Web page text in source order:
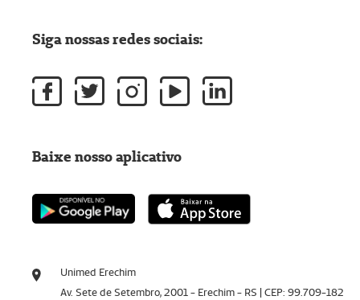
Unimed Erechim
Av. Sete de Setembro, 2001 - Erechim - RS | CEP: 99.709-182
Siga nossas redes sociais:
Baixe nosso aplicativo